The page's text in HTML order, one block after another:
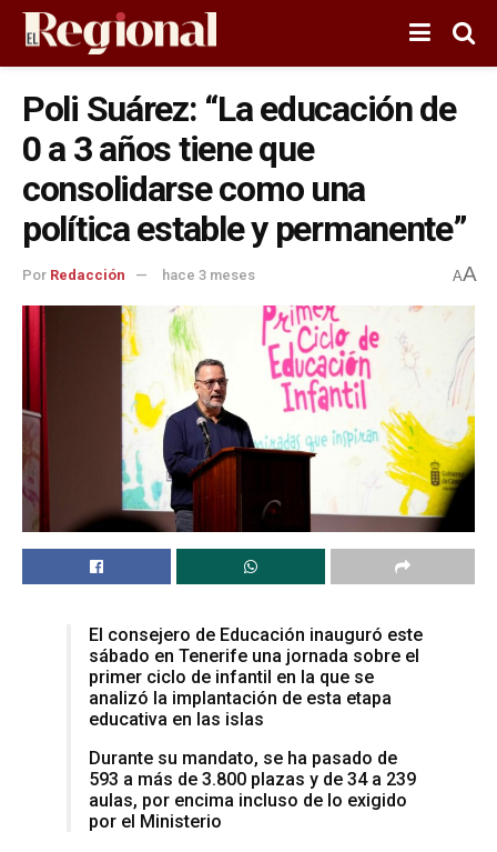
Poli Suárez: “La educación de
0 a 3 años tiene que
consolidarse como una
política estable y permanente”
Por Redacción hace 3 meses AA
El consejero de Educación inauguró este
sábado en Tenerife una jornada sobre el
primer ciclo de infantil en la que se
analizó la implantación de esta etapa
educativa en las islas
Durante su mandato, se ha pasado de
593 a más de 3.800 plazas y de 34 a 239
aulas, por encima incluso de lo exigido
por el Ministerio